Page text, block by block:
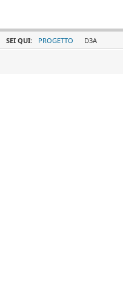
SEI QUI: PROGETTO D3A